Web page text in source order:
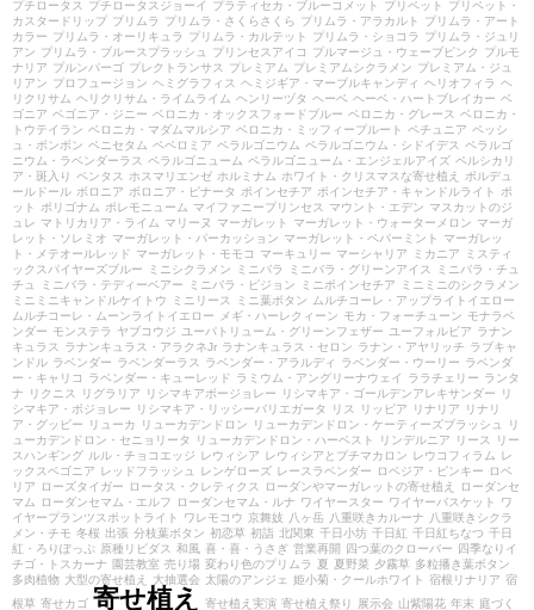
プチロータス
プチロータスジョーイ プラティセカ・ブルーコメット プリペット
プリペット・
カスタードリップ プリムラ プリムラ・さくらさくら プリムラ・アラカルト
プリムラ・アート
カラー プリムラ・オーリキュラ プリムラ・カルテット プリムラ・ショコラ
プリムラ・ジュリ
アン プリムラ・ブルースプラッシュ プリンセスアイコ プルマージュ・ウェーブピンク
プルモ
ナリア プルンパーゴ プレクトランサス プレミアム プレミアムシクラメン プレミアム・ジュ
リアン プロフュージョン ヘミグラフィス ヘミジギア・マーブルキャンディ ヘリオフィラ ヘ
リクリサム ヘリクリサム・ライムライム ヘンリーヅタ ヘーベ ヘーベ・ハートブレイカー ベ
ゴニア ベゴニア・ジニー ベロニカ・オックスフォードブルー ベロニカ・グレース ベロニカ・
トウテイラン ベロニカ・マダムマルシア ベロニカ・ミッフィープルート ペチュニア ペッシ
ュ・ボンボン ペニセタム ペペロミア ペラルゴニウム ペラルゴニウム・シドイデス ペラルゴ
ニウム・ラベンダーラス ペラルゴニューム ペラルゴニューム・エンジェルアイズ ペルシカリ
ア・斑入り ペンタス ホスマリエンゼ ホルミナム ホワイト・クリスマスな寄せ植え
ボルデュ
ールドール ボロニア ボロニア・ピナータ ポインセチア ポインセチア・キャンドルライト
ポ
ット
ポリゴナム ポレモニューム マイファニープリンセス マウント・エデン マスカットのジ
ュレ マトリカリア・ライム マリーヌ マーガレット マーガレット・ウォーターメロン マーガ
レット・ソレミオ マーガレット・パーカッション マーガレット・ペパーミント
マーガレッ
ト・メテオールレッド マーガレット・モモコ マーキュリー マーシャリア ミカニア
ミスティ
ックスパイヤーズブルー
ミニシクラメン ミニバラ ミニバラ・グリーンアイス
ミニバラ・チュ
チュ
ミニバラ・テディーベアー ミニバラ・ピジョン ミニポインセチア
ミニミニのシクラメン
ミニミニキャンドルケイトウ
ミニリース ミニ葉ボタン
ムルチコーレ・アップライトイエロー
ムルチコーレ・ムーンライトイエロー
メギ・ハーレクィーン モカ・フォーチューン モナラベ
ンダー モンステラ ヤブコウジ ユーパトリューム・グリーンフェザー ユーフォルビア ラナン
キュラス
ラナンキュラス・アラクネJr ラナンキュラス・セロン ラナン・アヤリッチ ラブキャ
ンドル ラベンダー ラベンダーラス ラベンダー・アラルディ ラベンダー・ウーリー ラベンダ
ー・キャリコ
ラベンダー・キューレッド ラミウム・アングリーナウェイ ララチェリー ランタ
ナ
リクニス リグラリア リシマキアボージョレー リシマキア・ゴールデンアレキサンダー
リ
シマキア・ボジョレー
リシマキア・リッシーバリエガータ リス リッピア リナリア
リナリ
ア・グッピー
リューカ リューカデンドロン リューカデンドロン・ケーティーズブラッシュ
リ
ューカデンドロン・セニョリータ
リューカデンドロン・ハーベスト リンデルニア リース
リー
スハンギング ルル・チョコエッジ レウィシア レウィシアとプチマカロン レウコフィラム レ
ックスベゴニア レッドフラッシュ レンゲローズ レースラベンダー ロベジア・ピンキー
ロベ
リア
ローズタイガー ロータス・クレティクス ローダンやマーガレットの寄せ植え
ローダンセ
マム
ローダンセマム・エルフ ローダンセマム・ルナ ワイヤースター ワイヤーバスケット
ワ
イヤープランツスポットライト
ワレモコウ 京舞妓 八ヶ岳 八重咲きカルーナ
八重咲きシクラ
メン・チモ 冬桜 出張 分枝葉ボタン 初恋草 初詣 北関東 千日小坊 千日紅 千日紅ちなつ 千日
紅・ろりぽっぷ 原種リビダス 和風 喜・喜・うさぎ 営業再開 四つ葉のクローバー 四季なりイ
チゴ・トスカーナ
園芸教室 売り場 変わり色のプリムラ 夏 夏野菜 夕霧草 多粒播き葉ボタン
多肉植物 大型の寄せ植え 大抽選会 太陽のアンジェ 姫小菊・クールホワイト 宿根リナリア 宿
根草 寄せカゴ 寄せ植え 寄せ植え実演 寄せ植え祭り 展示会 山紫陽花 年末 庭づく